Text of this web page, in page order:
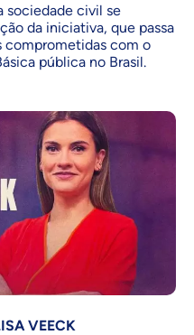
sociedade civil se
da iniciativa, que passa
comprometidas com o
pública no Brasil.
VEECK